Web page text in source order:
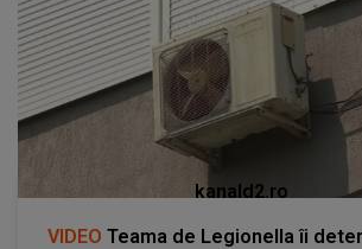
kanald2.ro
VIDEO Teama de Legionella îi